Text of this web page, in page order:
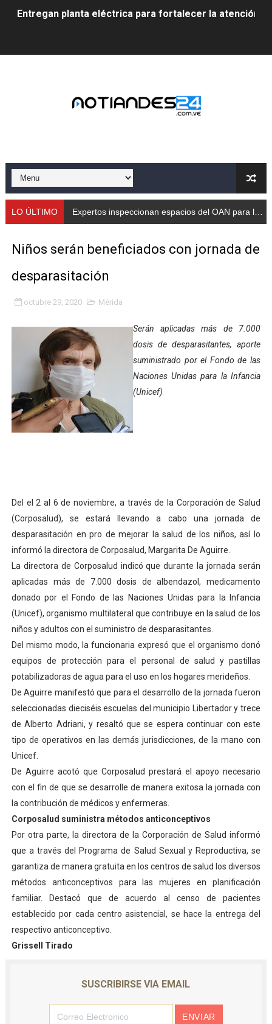
Entregan planta eléctrica para fortalecer la atención
Campo Elías avanza con plan de asfaltado
Venezuela instala su primer detector de
Consolidan planificación técnica en el Complejo
Gobernación de Mérida instalará mesa de trabajo con
Niños merideños potencian su talento en plan
Gobierno bolivariano avanza en la transformación del
Niños merideños aprenden sobre gaita de tambora
Hospital universitario muestra sus avances en visita
Instituto Nacional de Nutrición celebra Semana
Fortalecen formación académica de médicos en
Fortaleciendo la economía comunal en El Vigía con
Campo Elías consolida plan de bacheo en el sector La
Fundecem inició con éxito el taller vacacional de
El Lactario del Iahula celebra la Semana Mundial de la
Plan Vacacional "Venezuela Ríe 2026" brinda
Inicia el plan vacacional Venezuela Renace en el
LO ÚLTIMO Expertos inspeccionan espacios del OAN para la instalación del detector Cherenkov de
Niños serán beneficiados con jornada de
desparasitación
octubre 29, 2020 Mérida
Serán aplicadas más de 7.000
dosis de desparasitantes, aporte
suministrado por el Fondo de las
Naciones Unidas para la Infancia
(Unicef)
Del el 2 al 6 de noviembre, a través de la Corporación de Salud
(Corposalud), se estará llevando a cabo una jornada de
desparasitación en pro de mejorar la salud de los niños, así lo
informó la directora de Corposalud, Margarita De Aguirre.
La directora de Corposalud indicó que durante la jornada serán
aplicadas más de 7.000 dosis de albendazol, medicamento
donado por el Fondo de las Naciones Unidas para la Infancia
(Unicef), organismo multilateral que contribuye en la salud de los
niños y adultos con el suministro de desparasitantes.
Del mismo modo, la funcionaria expresó que el organismo donó
equipos de protección para el personal de salud y pastillas
potabilizadoras de agua para el uso en los hogares merideños.
De Aguirre manifestó que para el desarrollo de la jornada fueron
seleccionadas dieciséis escuelas del municipio Libertador y trece
de Alberto Adriani, y resaltó que se espera continuar con este
tipo de operativos en las demás jurisdicciones, de la mano con
Unicef.
De Aguirre acotó que Corposalud prestará el apoyo necesario
con el fin de que se desarrolle de manera exitosa la jornada con
la contribución de médicos y enfermeras.
Corposalud suministra métodos anticonceptivos
Por otra parte, la directora de la Corporación de Salud informó
que a través del Programa de Salud Sexual y Reproductiva, se
garantiza de manera gratuita en los centros de salud los diversos
métodos anticonceptivos para las mujeres en planificación
familiar. Destacó que de acuerdo al censo de pacientes
establecido por cada centro asistencial, se hace la entrega del
respectivo anticonceptivo.
Grissell Tirado
SUSCRIBIRSE VIA EMAIL